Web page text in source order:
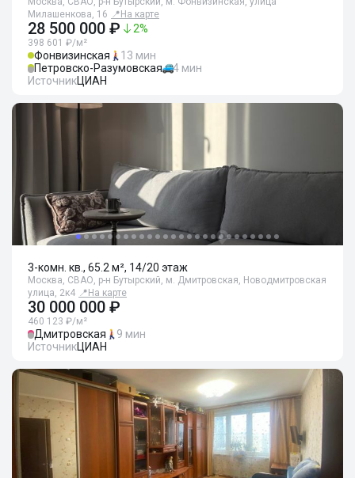
Милашенкова, 16 📍 На карте
28 500 000 ₽ 2%
398 601 ₽/м²
Фонвизинская
13 мин
Петровско-Разумовская
4 мин
ИсточникЦИАН
3-комн. кв., 65.2 м², 14/20 этаж
Москва, СВАО, р-н Бутырский, м. Дмитровская, Новодмитровская
улица, 2к4 📍 На карте
30 000 000 ₽
460 123 ₽/м²
Дмитровская
9 мин
ИсточникЦИАН